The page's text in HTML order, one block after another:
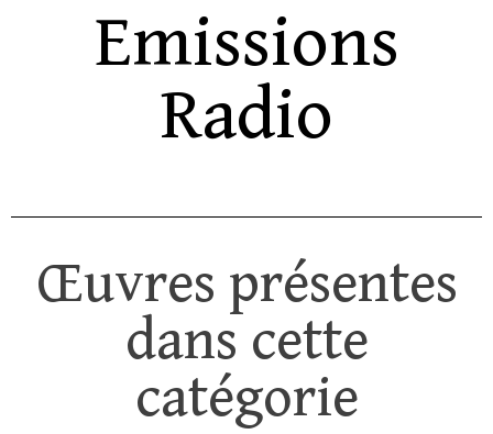
Emissions
Radio
Œuvres présentes
dans cette
catégorie